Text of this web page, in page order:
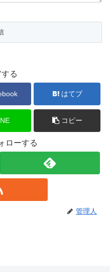
る
はてブ
コピー
ローする
管理人